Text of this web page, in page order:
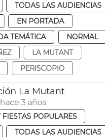
TODAS LAS AUDIENCIAS
EN PORTADA
TEMÁTICA
NORMAL
LA MUTANT
PERISCOPIO
La Mutant
3 años
FIESTAS POPULARES
TODAS LAS AUDIENCIAS